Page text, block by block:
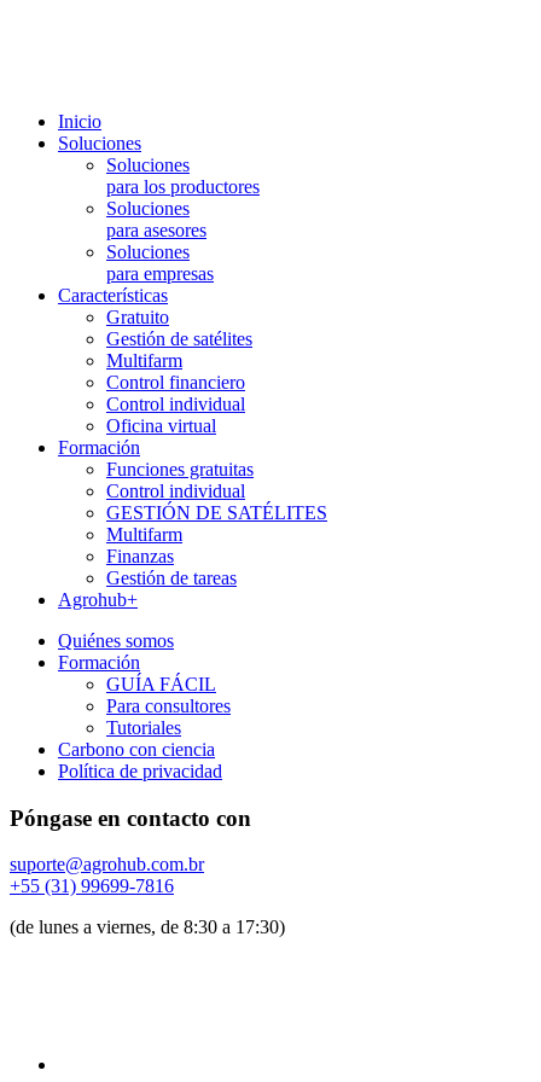
Inicio
Soluciones
Soluciones
para los productores
Soluciones
para asesores
Soluciones
para empresas
Características
Gratuito
Gestión de satélites
Multifarm
Control financiero
Control individual
Oficina virtual
Formación
Funciones gratuitas
Control individual
GESTIÓN DE SATÉLITES
Multifarm
Finanzas
Gestión de tareas
Agrohub+
Quiénes somos
Formación
GUÍA FÁCIL
Para consultores
Tutoriales
Carbono con ciencia
Política de privacidad
Póngase en contacto con
suporte@agrohub.com.br
+55 (31) 99699-7816
(de lunes a viernes, de 8:30 a 17:30)